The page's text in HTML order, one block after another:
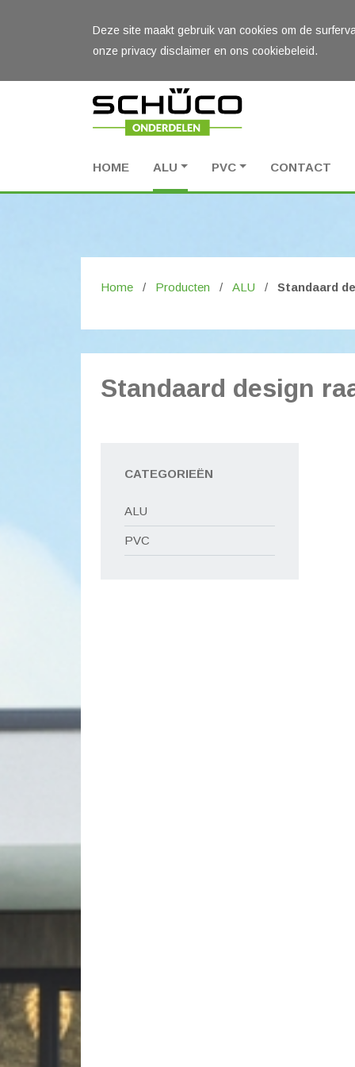
Deze site maakt gebruik van cookies om de
onze privacy disclaimer en ons cookiebeleid.
HOME ALU PVC CONTACT
Home / Producten / ALU / Standaard
Standaard design
CATEGORIEËN
ALU
PVC